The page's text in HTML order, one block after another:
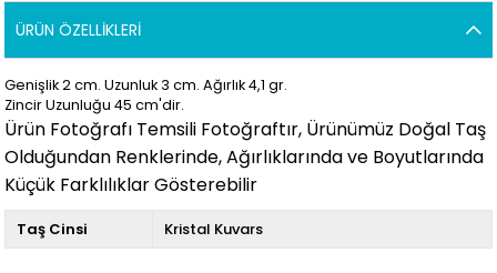
ÜRÜN ÖZELLIKLERI
Genişlik 2cm. Uzunluk 3 cm. Ağırlık 4,1gr.
Zincir Uzunluğu 45 cm'dir.
Ürün Fotoğrafı Temsili Fotoğraftır, Ürünümüz Doğal Taş
Olduğundan Renklerinde, Ağırlıklarında ve Boyutlarında
Küçük Farklılıklar Gösterebilir
Taş Cinsi Kristal Kuvars